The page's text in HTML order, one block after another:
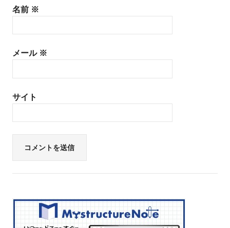
名前 ※
メール ※
サイト